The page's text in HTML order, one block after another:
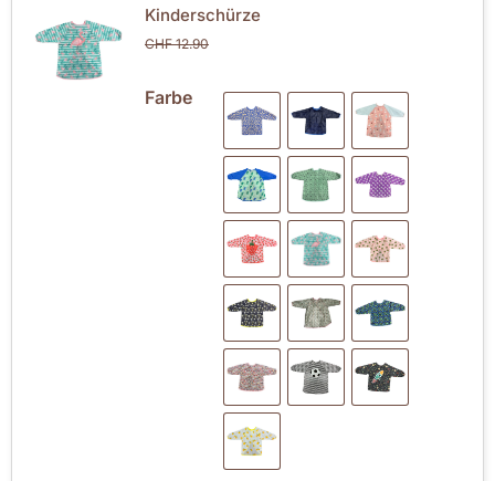
Kinderschürze
CHF12.90
Farbe